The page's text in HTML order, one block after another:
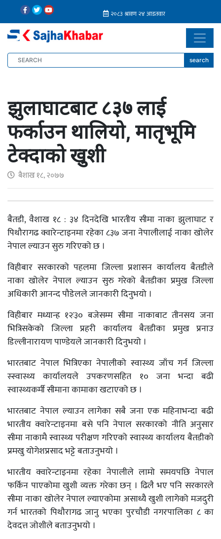
search
झुलाघाटबाट ८३७ लाई
फर्काउन थालियो, मातृभूमि
टेक्दाको खुशी
बैशाख १८, २०७७
बैतडी, वैशाख १८ : ३४ दिनदेखि भारतीय सीमा नाका झुलाघाट र
पिथौरागढ क्वारेन्टाइनमा रहेका ८३७ जना नेपालीलाई नाका खोलेर
नेपाल ल्याउन सुरु गरिएको छ ।
विहीबार सरकारको पहलमा जिल्ला प्रशासन कार्यालय बैतडीले
नाका खोलेर नेपाल ल्याउन सुरु गरेको बैतडीका प्रमुख जिल्ला
अधिकारी आनन्द पौडेलले जानकारी दिनुभयो ।
विहीबार मध्यान्ह १२ः३० बजेसम्म सीमा नाकाबाट तीनसय जना
भित्रिसकेको जिल्ला प्रहरी कार्यालय बैतडीका प्रमुख प्रनाउ
डिल्लीनारायण पाण्डेयले जानकारी दिनुभयो ।
भारतबाट नेपाल भित्रिएका नेपालीको स्वास्थ्य जाँच गर्न जिल्ला
स्स्वास्थ्य कार्यालयले उपकरणसहित १० जना भन्दा बढी
स्वास्थ्यकर्मी सीमाना कामाका खटाएको छ ।
भारतबाट नेपाल ल्याउन लागेका सबै जना एक महिनाभन्दा बढी
भारतीय क्वारेन्टाइनमा बसे पनि नेपाल सरकारको नीति अनुसार
सीमा नाकामै स्वास्थ्य परीक्षण गरिएको स्वास्थ्य कार्यालय बैतडीको
प्रमखु योगेशप्रसाद भट्टे बताउनुभयो ।
भारतीय क्वारेन्टाइनमा रहेका नेपालीले लामो समयपछि नेपाल
फर्किन पाएकोमा खुशी व्यक्त गरेका छन् । ढिलै भए पनि सरकारले
सीमा नाका खोलेर नेपाल ल्याएकोमा असाध्यै खुशी लागेको मजदुरी
गर्न भारतको पिथौरागढ जानु भएका पुरचौडी नगरपालिका ८ का
देवदत्त जोशीले बताउनुभयो ।